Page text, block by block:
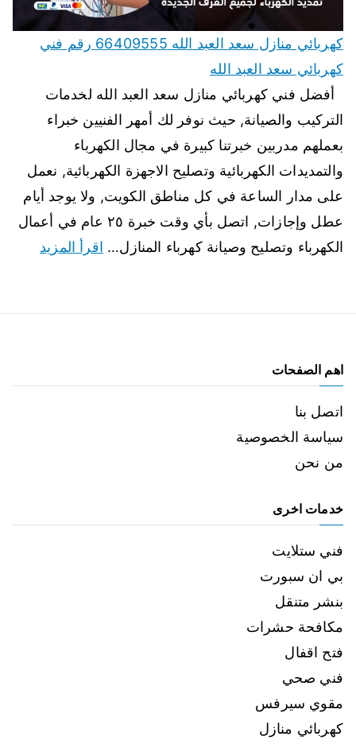
كهربائي منازل سعد العبد الله 66409555 رقم فني
كهربائي سعد العبد الله
أفضل فني كهربائي منازل سعد العبد الله لخدمات
التركيب والصيانة, حيث نوفر لك أمهر الفنيين خبراء
بعملهم مدربين خبرتنا كبيرة في مجال الكهرباء
والتمديدات الكهربائية وتصليح الاجهزة الكهربائية, نعمل
على مدار الساعة في كل مناطق الكويت, ولا يوجد أيام
عطل وإجازات, اتصل بأي وقت خبرة ٢٥ عام في أعمال
الكهرباء وتصليح وصيانة كهرباء المنازل… اقرأ المزيد
اهم الصفحات
اتصل بنا
سياسة الخصوصية
من نحن
خدمات اخرى
فني ستلايت
بي ان سبورت
بنشر متنقل
مكافحة حشرات
فتح اقفال
فني صحي
مقوي سيرفس
كهربائي منازل